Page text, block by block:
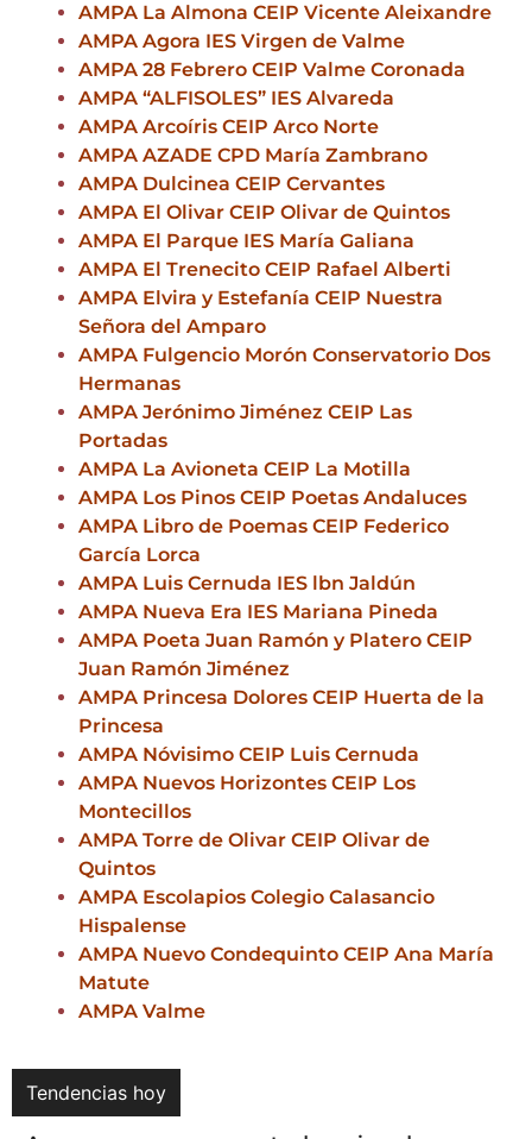
AMPA La Almona CEIP Vicente Aleixandre
AMPA Agora IES Virgen de Valme
AMPA 28 Febrero CEIP Valme Coronada
AMPA “ALFISOLES” IES Alvareda
AMPA Arcoíris CEIP Arco Norte
AMPA AZADE CPD María Zambrano
AMPA Dulcinea CEIP Cervantes
AMPA El Olivar CEIP Olivar de Quintos
AMPA El Parque IES María Galiana
AMPA El Trenecito CEIP Rafael Alberti
AMPA Elvira y Estefanía CEIP Nuestra
Señora del Amparo
AMPA Fulgencio Morón Conservatorio Dos
Hermanas
AMPA Jerónimo Jiménez CEIP Las
Portadas
AMPA La Avioneta CEIP La Motilla
AMPA Los Pinos CEIP Poetas Andaluces
AMPA Libro de Poemas CEIP Federico
García Lorca
AMPA Luis Cernuda IES lbn Jaldún
AMPA Nueva Era IES Mariana Pineda
AMPA Poeta Juan Ramón y Platero CEIP
Juan Ramón Jiménez
AMPA Princesa Dolores CEIP Huerta de la
Princesa
AMPA Nóvisimo CEIP Luis Cernuda
AMPA Nuevos Horizontes CEIP Los
Montecillos
AMPA Torre de Olivar CEIP Olivar de
Quintos
AMPA Escolapios Colegio Calasancio
Hispalense
AMPA Nuevo Condequinto CEIP Ana María
Matute
AMPA Valme
Tendencias hoy